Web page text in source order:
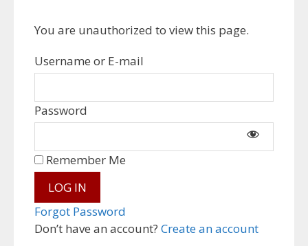
You are unauthorized to view this page.
Username or E-mail
Password
Don’t have an account? Create an account
Remember Me
Forgot Password